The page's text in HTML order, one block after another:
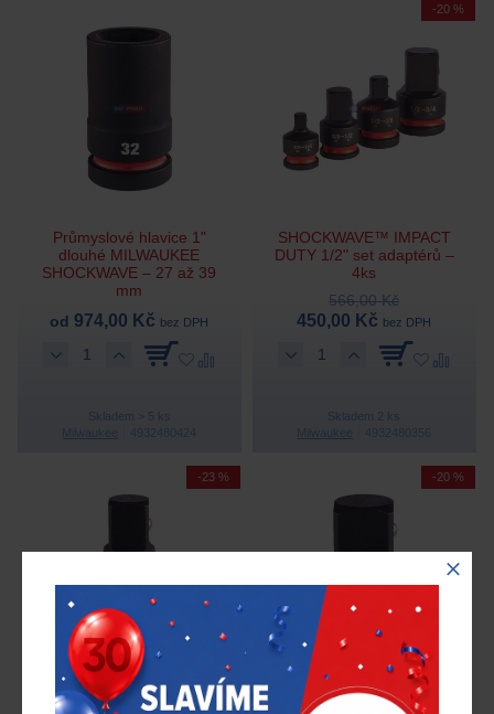
Průmyslové hlavice 1"
dlouhé MILWAUKEE
SHOCKWAVE – 27 až 39
mm
od 974,00 Kč bez DPH
Skladem > 5 ks
-20 %
SHOCKWAVE™ IMPACT
DUTY 1/2" set adaptérů –
4ks
566,00 Kč
450,00 Kč bez DPH
Skladem 2 ks
-23 %
SHOCKWAVE™ IMPACT
-20 %
SHOCKWAVE™ IMPACT